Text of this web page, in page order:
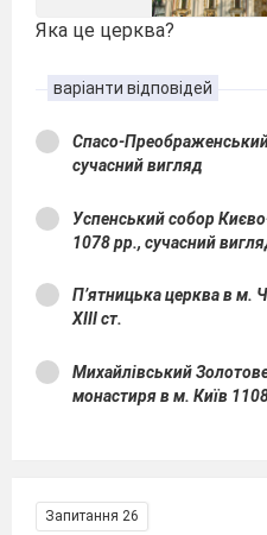
Яка це церква?
варіанти відповідей
Спасо-Преображенський
сучасний вигляд
Успенський собор
1078 рр., сучасний
П’ятницька церква в м.
XIII ст.
Михайлівський
монастиря в м. Київ
Запитання 26